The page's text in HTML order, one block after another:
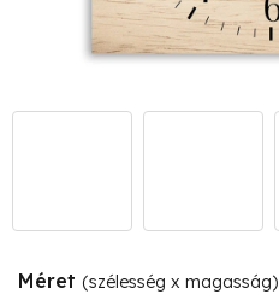
Méret (szélesség x magasság)